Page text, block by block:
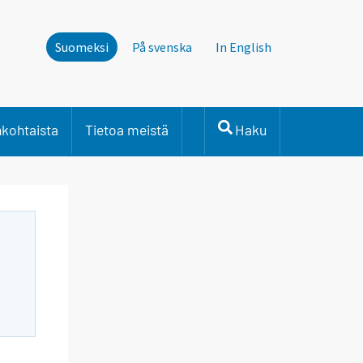
Suomeksi På svenska In English
Tietoa meistä Haku